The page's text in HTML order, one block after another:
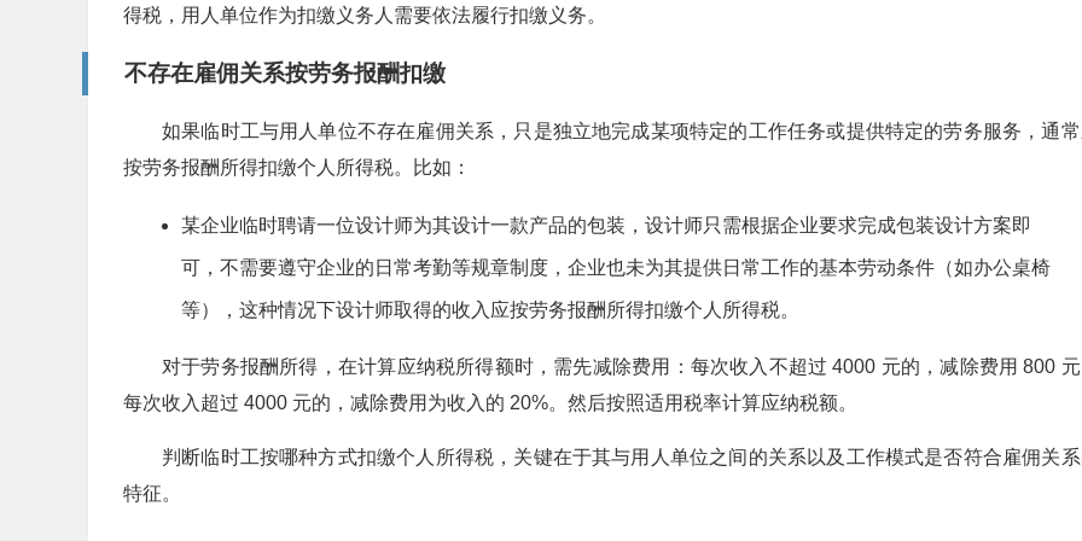
得税，用人单位作为扣缴义务人需要依法履行扣缴义务。
不存在雇佣关系按劳务报酬扣缴
如果临时工与用人单位不存在雇佣关系，只是独立地完成某项特定的工作任务或提供特定的劳务服务，通
按劳务报酬所得扣缴个人所得税。比如：
某企业临时聘请一位设计师为其设计一款产品的包装，设计师只需根据企业要求完成包装设计方案即
可，不需要遵守企业的日常考勤等规章制度，企业也未为其提供日常工作的基本劳动条件（如办公桌椅
等），这种情况下设计师取得的收入应按劳务报酬所得扣缴个人所得税。
对于劳务报酬所得，在计算应纳税所得额时，需先减除费用：每次收入不超过 4000 元的，减除费用 800 元
每次收入超过 4000 元的，减除费用为收入的 20%。然后按照适用税率计算应纳税额。
判断临时工按哪种方式扣缴个人所得税，关键在于其与用人单位之间的关系以及工作模式是否符合雇佣关
特征。